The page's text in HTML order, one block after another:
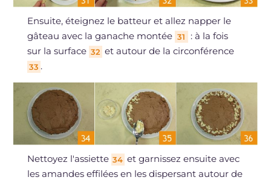
Ensuite, éteignez le batteur et allez napper le
gâteau avec la ganache montée 31
: à la fois
sur la surface 32 et autour de la circonférence
33 .
Nettoyez l'assiette 34 et garnissez ensuite avec
les amandes effilées en les dispersant autour de